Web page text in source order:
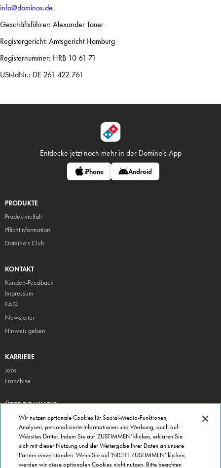
info@dominos.de
Geschäftsführer: Alexander Tauer
Registergericht: Amtsgericht Hamburg
Registernummer: HRB 10 61 71
USt-IdNr.: DE 261 422 761
Entdecke jetzt noch mehr in der Domino's App
iPhone Android
PRODUKTE
Produktvielfalt
Pflichtinformation
Domino's Club
KONTAKT
Kunden-Feedback
Impressum
FAQ
Newsletter
Hinweis geben
KARRIERE
Jobs
Franchise
ÜBER DOMINO'S
Storesuche
Presse
Domino's App
Unternehmen
Wir nutzen optionale Cookies für Social-Media-Funktionen,
Analysen, personalisierte Informationen und Werbung, auch auf
Websites Dritter. Indem Sie auf 'ZUSTIMMEN' klicken, erklären Sie
sich mit dieser Nutzung und der Weitergabe Ihrer Daten an unsere
Partner einverstanden. Wenn Sie auf ‘NICHT ZUSTIMMEN’ klicken,
werden wir diese optionalen Cookies nicht nutzen. Bitte beachten